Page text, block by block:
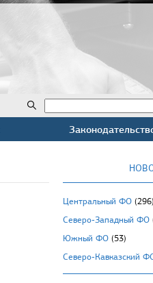
Центральный ФО (296)
Северо-Западный ФО
Южный ФО (53)
Северо-Кавказский